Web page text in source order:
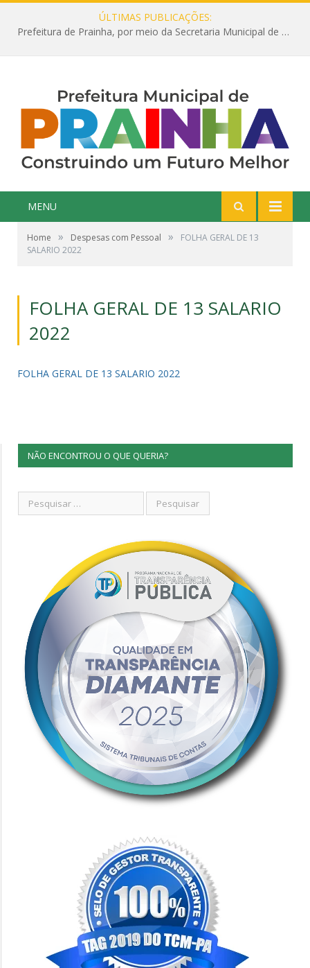
ÚLTIMAS PUBLICAÇÕES:
Prefeitura de Prainha, por meio da Secretaria Municipal de Educação, abre 354 vagas na área da Educação para 2025 com processo seletivo simplificado
MENU
Home » Despesas com Pessoal »
FOLHA GERAL DE 13
SALARIO 2022
FOLHA GERAL DE 13 SALARIO
2022
FOLHA GERAL DE 13 SALARIO 2022
NÃO ENCONTROU O QUE QUERIA?